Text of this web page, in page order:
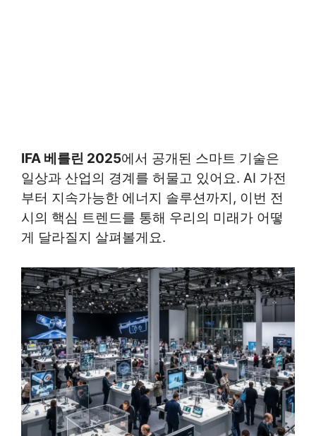
IFA 베를린 2025에서 공개된 스마트 기술은
일상과 산업의 경계를 허물고 있어요. AI 가전
부터 지속가능한 에너지 솔루션까지, 이번 전
시의 핵심 트렌드를 통해 우리의 미래가 어떻
게 달라질지 살펴볼게요.